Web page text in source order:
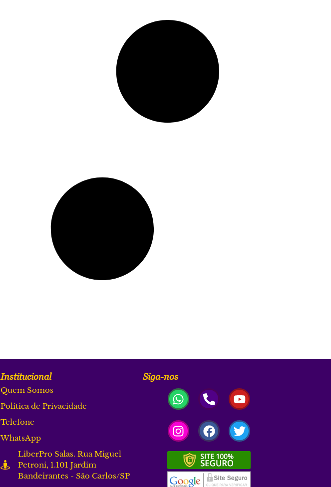
Institucional
Quem Somos
Política de Privacidade
Telefone
WhatsApp
LiberPro Salas. Rua Miguel
Petroni, 1.101 Jardim
Bandeirantes - São Carlos/SP
Siga-nos